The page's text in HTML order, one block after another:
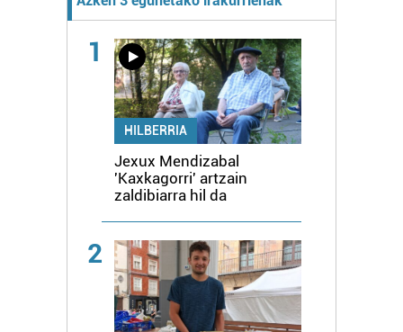
1
HILBERRIA
Jexux Mendizabal
'Kaxkagorri' artzain
zaldibiarra hil da
2